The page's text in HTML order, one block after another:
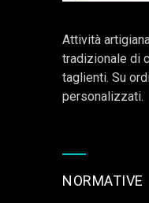
Attività
tradizionale di
taglienti. Su
personalizzati.
NORMATIVE